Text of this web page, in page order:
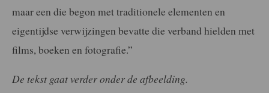
maar een die begon met traditionele elementen en
eigentijdse verwijzingen bevatte die verband hielden met
films, boeken en fotografie.”
De tekst gaat verder onder de afbeelding.